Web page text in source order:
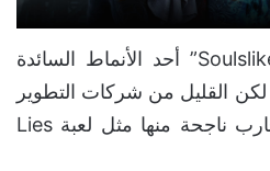
أصبحت ألعاب السولز “Soulslike” أحد الأنماط السائدة
لكن القليل من شركات التطوير
التي نجحت في تقديم تجارب ناجحة منها مثل لعبة Lies